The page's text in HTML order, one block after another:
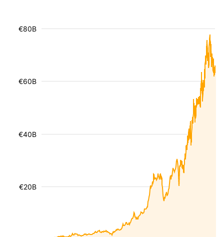
€20B
€40B
€60B
€80B